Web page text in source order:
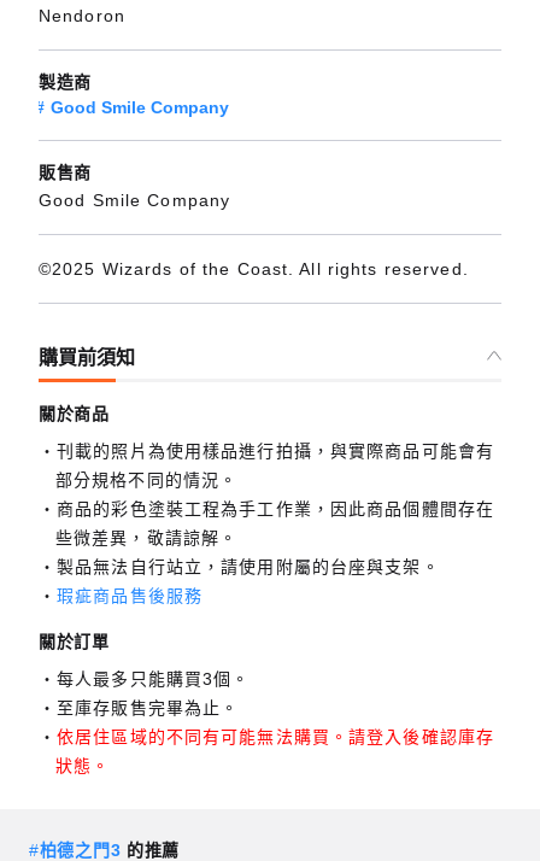
Nendoron
製造商
Good Smile Company
販售商
Good Smile Company
©2025 Wizards of the Coast. All rights reserved.
購買前須知
關於商品
刊載的照片為使用樣品進行拍攝，與實際商品可能會有
部分規格不同的情況。
商品的彩色塗裝工程為手工作業，因此商品個體間存在
些微差異，敬請諒解。
製品無法自行站立，請使用附屬的台座與支架。
瑕疵商品售後服務
關於訂單
每人最多只能購買3個。
至庫存販售完畢為止。
依居住區域的不同有可能無法購買。請登入後確認庫存
狀態。
#柏德之門3 的推薦